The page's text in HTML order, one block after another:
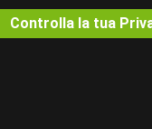
le
Controlla la tua